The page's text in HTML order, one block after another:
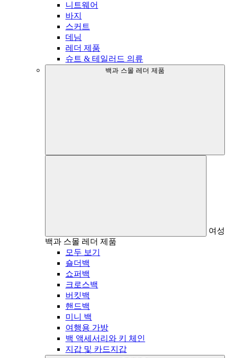
니트웨어
바지
스커트
데님
레더 제품
슈트 & 테일러드 의류
백과 스몰 레더 제품
여성
백과 스몰 레더 제품
모두 보기
숄더백
쇼퍼백
크로스백
버킷백
핸드백
미니 백
여행용 가방
백 액세서리와 키 체인
지갑 및 카드지갑